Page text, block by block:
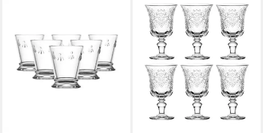
LA ROCHERE
Tasse Weißweinkelch 260 ml,
Ø 9,2 x 15,4 cm, 6-tlg.
ab 37,49 €
(6,25 €/ 1 Stk)
lieferbar - in 8-10 Werktagen bei